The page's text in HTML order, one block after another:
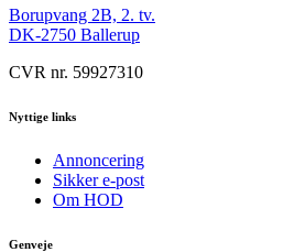
Borupvang 2B, 2. tv.
DK-2750 Ballerup
CVR nr. 59927310
Nyttige links
Annoncering
Sikker e-post
Om HOD
Genveje